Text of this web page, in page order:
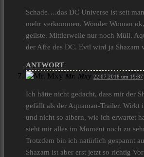
Schade….das DC Universe ist seit
mehr verkommen. Wonder Woman
geilste. Mittlerweile nur noch Müll.
der Affe des DC. Evtl wird ja Shazam
ANTWORT
Mr. Mxy 22.07.2018 um 19:37
Ich hätte nicht gedacht, dass mir der
gefällt als der Aquaman-Trailer. Wirkt
und nicht so albern, wie ich erwartet
sieht mir alles im Moment noch zu
Trotzdem bin ich natürlich gespannt
Shazam ist aber erst jetzt so richtig